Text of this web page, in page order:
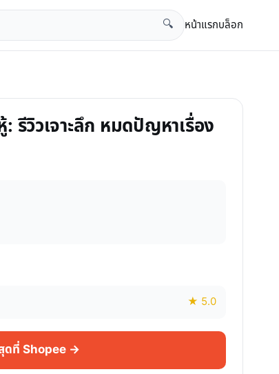
🔍 หน้าแรกบล็อก
รีวิวเจาะลึก หมดปัญหาเรื่อง
★ 5.0
ดที่ Shopee →